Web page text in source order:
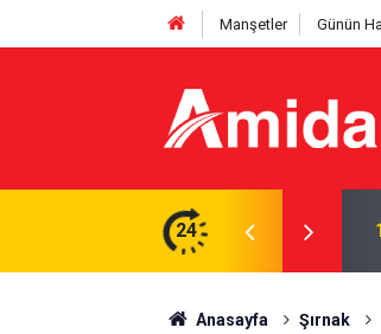
Manşetler Günün
24
Anasayfa Şırnak